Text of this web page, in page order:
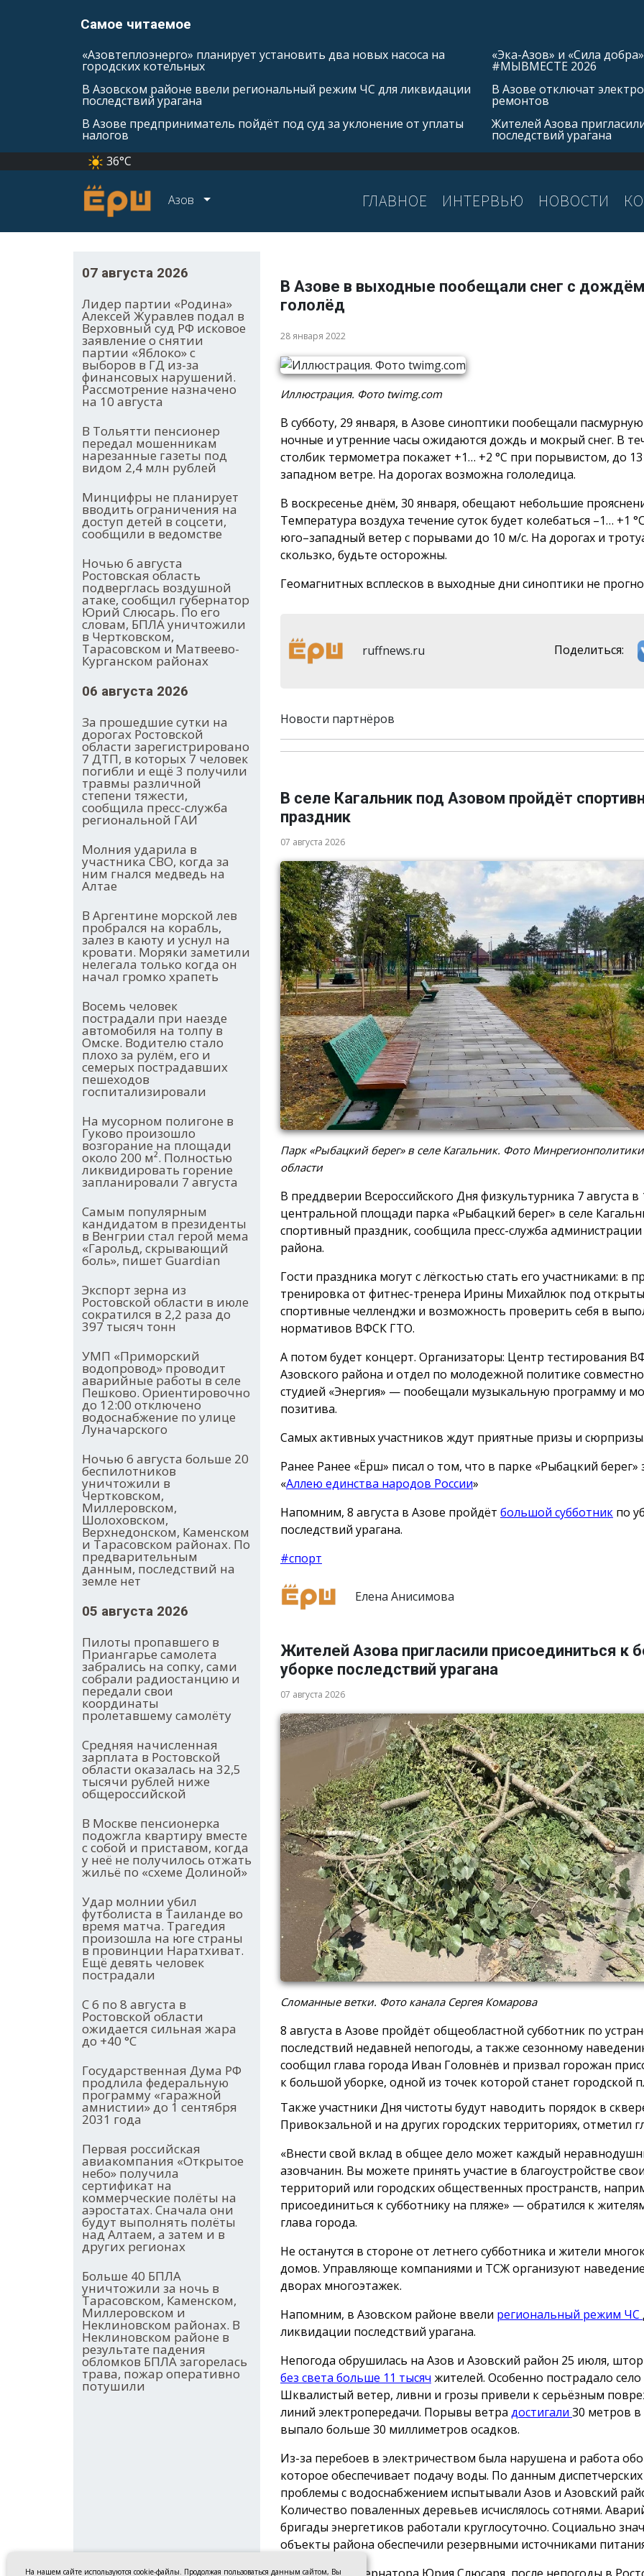
Самое читаемое
«Азовтеплоэнерго» планирует установить два новых насоса на
городских котельных
В Азовском районе ввели региональный режим ЧС для ликвидации
последствий урагана
В Азове предприниматель пойдёт под суд за уклонение от уплаты
налогов
«Эка-Азов» и «Сила
#МЫВМЕСТЕ 2026
В Азове отключат
ремонтов
Жителей Азова
последствий урагана
36°C
Азов ГЛАВНОЕ ИНТЕРВЬЮ НОВОСТИ
07 августа 2026
Лидер партии «Родина»
Алексей Журавлев подал в
Верховный суд РФ исковое
заявление о снятии
партии «Яблоко» с
выборов в ГД из-за
финансовых нарушений.
Рассмотрение назначено
на 10 августа
В Тольятти пенсионер
передал мошенникам
нарезанные газеты под
видом 2,4 млн рублей
Минцифры не планирует
вводить ограничения на
доступ детей в соцсети,
сообщили в ведомстве
Ночью 6 августа
Ростовская область
подверглась воздушной
атаке, сообщил губернатор
Юрий Слюсарь. По его
словам, БПЛА уничтожили
в Чертковском,
Тарасовском и Матвеево-
Курганском районах
06 августа 2026
За прошедшие сутки на
дорогах Ростовской
области зарегистрировано
7 ДТП, в которых 7 человек
погибли и ещё 3 получили
травмы различной
степени тяжести,
сообщила пресс-служба
региональной ГАИ
Молния ударила в
участника СВО, когда за
ним гнался медведь на
Алтае
В Аргентине морской лев
пробрался на корабль,
залез в каюту и уснул на
кровати. Моряки заметили
нелегала только когда он
начал громко храпеть
Восемь человек
пострадали при наезде
автомобиля на толпу в
Омске. Водителю стало
плохо за рулём, его и
семерых пострадавших
пешеходов
госпитализировали
На мусорном полигоне в
Гуково произошло
возгорание на площади
около 200 м². Полностью
ликвидировать горение
запланировали 7 августа
Самым популярным
кандидатом в президенты
в Венгрии стал герой мема
«Гарольд, скрывающий
боль», пишет Guardian
Экспорт зерна из
Ростовской области в июле
сократился в 2,2 раза до
397 тысяч тонн
УМП «Приморский
водопровод» проводит
аварийные работы в селе
Пешково. Ориентировочно
до 12:00 отключено
водоснабжение по улице
Луначарского
Ночью 6 августа больше 20
беспилотников
уничтожили в
Чертковском,
Миллеровском,
Шолоховском,
Верхнедонском, Каменском
и Тарасовском районах. По
предварительным
данным, последствий на
земле нет
05 августа 2026
Пилоты пропавшего в
Приангарье самолета
забрались на сопку, сами
собрали радиостанцию и
передали свои
координаты
пролетавшему самолёту
Средняя начисленная
зарплата в Ростовской
области оказалась на 32,5
тысячи рублей ниже
общероссийской
В Москве пенсионерка
подожгла квартиру вместе
с собой и приставом, когда
у неё не получилось отжать
жильё по «схеме Долиной»
Удар молнии убил
футболиста в Таиланде во
время матча. Трагедия
произошла на юге страны
в провинции Наратхиват.
Ещё девять человек
пострадали
С 6 по 8 августа в
Ростовской области
ожидается сильная жара
до +40 °С
Государственная Дума РФ
продлила федеральную
программу «гаражной
амнистии» до 1 сентября
2031 года
Первая российская
авиакомпания «Открытое
небо» получила
сертификат на
коммерческие полёты на
аэростатах. Сначала они
будут выполнять полёты
над Алтаем, а затем и в
других регионах
Больше 40 БПЛА
уничтожили за ночь в
Тарасовском, Каменском,
Миллеровском и
Неклиновском районах. В
Неклиновском районе в
результате падения
обломков БПЛА загорелась
трава, пожар оперативно
потушили
В Азове в выходные пообещали снег с
гололёд
28 января 2022
Иллюстрация. Фото twimg.com
В субботу, 29 января, в Азове синоптики пообещали
ночные и утренние часы ожидаются дождь и мокрый снег. В
столбик термометра покажет +1… +2 °С при порывистом, до
западном ветре. На дорогах возможна гололедица.
В воскресенье днём, 30 января, обещают небольшие
Температура воздуха течение суток будет колебаться –1… +1
юго–западный ветер с порывами до 10 м/с. На дорогах и
скользко, будьте осторожны.
Геомагнитных всплесков в выходные дни синоптики не
ruffnews.ru Поделиться:
Новости партнёров
В селе Кагальник под Азовом пройдёт
праздник
07 августа 2026
Парк «Рыбацкий берег» в селе Кагальник. Фото
области
В преддверии Всероссийского Дня физкультурника 7 августа в
центральной площади парка «Рыбацкий берег» в селе
спортивный праздник, сообщила пресс-служба администрации
района.
Гости праздника могут с лёгкостью стать его участниками: в
тренировка от фитнес-тренера Ирины Михайлюк под
спортивные челленджи и возможность проверить себя в
нормативов ВФСК ГТО.
А потом будет концерт. Организаторы: Центр тестирования
Азовского района и отдел по молодежной политике
студией «Энергия» — пообещали музыкальную программу и
позитива.
Самых активных участников ждут приятные призы и
Ранее Ранее «Ёрш» писал о том, что в парке «Рыбацкий берег»
«Аллею единства народов России»
Напомним, 8 августа в Азове пройдёт большой субботник по
последствий урагана.
#спорт
Елена Анисимова
Жителей Азова пригласили присоединиться к
уборке последствий урагана
07 августа 2026
Сломанные ветки. Фото канала Сергея Комарова
8 августа в Азове пройдёт общеобластной субботник по
последствий недавней непогоды, а также сезонному
сообщил глава города Иван Головнёв и призвал горожан
к большой уборке, одной из точек которой станет городской
Также участники Дня чистоты будут наводить порядок в
Привокзальной и на других городских территориях, отметил
«Внести свой вклад в общее дело может каждый
азовчанин. Вы можете принять участие в благоустройстве
территорий или городских общественных пространств,
присоединиться к субботнику на пляже» — обратился к
глава города.
Не останутся в стороне от летнего субботника и жители
домов. Управляюще компаниями и ТСЖ организуют
дворах многоэтажек.
Напомним, в Азовском районе ввели региональный режим ЧС
ликвидации последствий урагана.
Непогода обрушилась на Азов и Азовский район 25 июля,
без света больше 11 тысяч жителей. Особенно пострадало
Шквалистый ветер, ливни и грозы привели к серьёзным
линий электропередачи. Порывы ветра достигали 30 метров в
выпало больше 30 миллиметров осадков.
Из-за перебоев в электричеством была нарушена и работа
которое обеспечивает подачу воды. По данным диспетчерских
проблемы с водоснабжением испытывали Азов и Азовский
Количество поваленных деревьев исчислялось сотнями.
бригады энергетиков работали круглосуточно. Социально
объекты района обеспечили резервными источниками
На нашем сайте используются cookie-файлы. Продолжая пользоваться данным сайтом, Вы